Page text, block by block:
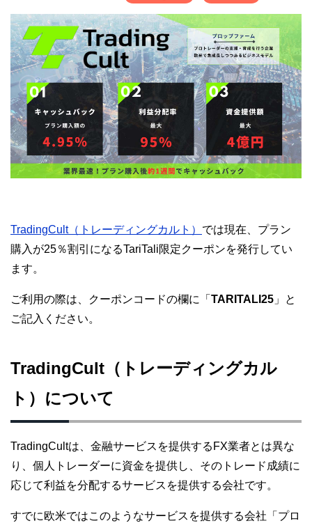
TradingCult（トレーディングカルト） では現在、プラン
購入が25％割引になるTariTali限定クーポンを発行してい
ます。
ご利用の際は、クーポンコードの欄に「 TARITALI25 」と
ご記入ください。
TradingCult（トレーディングカル
ト）について
TradingCultは、金融サービスを提供するFX業者とは異な
り、個人トレーダーに資金を提供し、そのトレード成績に
応じて利益を分配するサービスを提供する会社です。
すでに欧米ではこのようなサービスを提供する会社「プロ